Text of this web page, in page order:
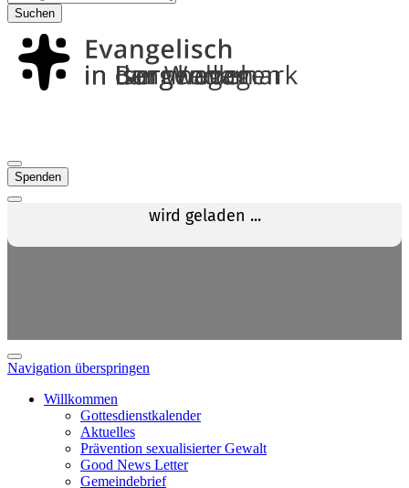
Suchen
Spenden
Navigation überspringen
Willkommen
Gottesdienstkalender
Aktuelles
Prävention sexualisierter Gewalt
Good News Letter
Gemeindebrief